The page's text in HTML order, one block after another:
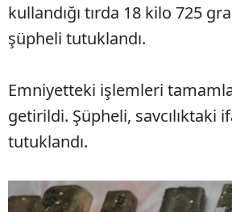
kullandığı tırda 18 kilo 725
şüpheli tutuklandı.
Emniyetteki işlemleri
getirildi. Şüpheli, savcılıktaki
tutuklandı.